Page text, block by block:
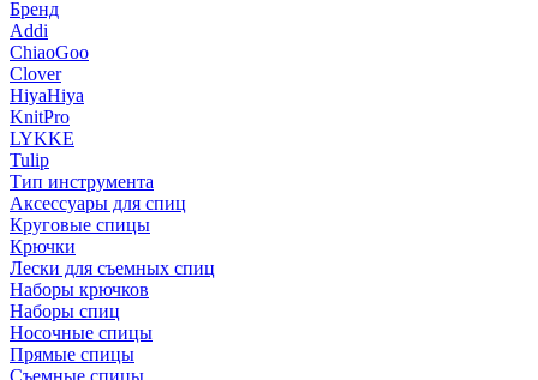
Бренд
Addi
ChiaoGoo
Clover
HiyaHiya
KnitPro
LYKKE
Tulip
Тип инструмента
Аксессуары для спиц
Круговые спицы
Крючки
Лески для съемных спиц
Наборы крючков
Наборы спиц
Носочные спицы
Прямые спицы
Съемные спицы